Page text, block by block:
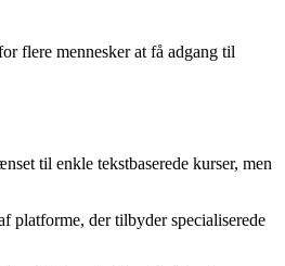
flere mennesker at få adgang til
til enkle tekstbaserede kurser, men
platforme, der tilbyder specialiserede